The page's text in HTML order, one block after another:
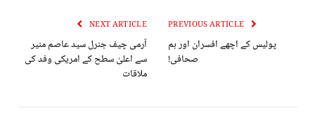
پولیس کے اچھے افسران اور ہم
صحافی!
NEXT ARTICLE
آرمی چیف جنرل سید عاصم منیر
سے اعلیٰ سطح کے امریکی وفد کی
ملاقات